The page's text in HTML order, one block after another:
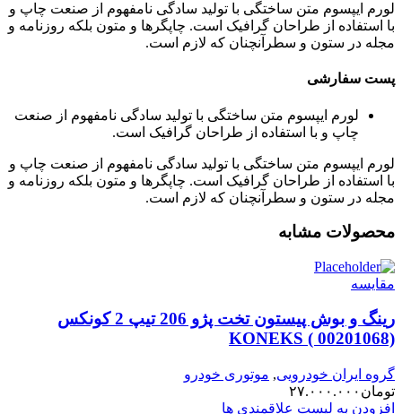
لورم ایپسوم متن ساختگی با تولید سادگی نامفهوم از صنعت چاپ و
با استفاده از طراحان گرافیک است. چاپگرها و متون بلکه روزنامه و
مجله در ستون و سطرآنچنان که لازم است.
پست سفارشی
لورم ایپسوم متن ساختگی با تولید سادگی نامفهوم از صنعت
چاپ و با استفاده از طراحان گرافیک است.
لورم ایپسوم متن ساختگی با تولید سادگی نامفهوم از صنعت چاپ و
با استفاده از طراحان گرافیک است. چاپگرها و متون بلکه روزنامه و
مجله در ستون و سطرآنچنان که لازم است.
محصولات مشابه
مقایسه
رینگ و بوش پیستون تخت پژو 206 تیپ 2 کونکس
KONEKS ( 00201068)
گروه ایران خودرویی, موتوری خودرو
تومان ۲۷.۰۰۰.۰۰۰
افزودن به لیست علاقمندی ها